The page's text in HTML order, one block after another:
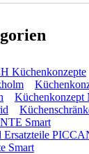
Küchenkonzepte
Küchenkonzept
Smart
Smart